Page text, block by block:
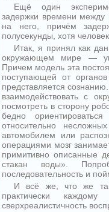
Ещё один
задержки времени между
на него, причём
полусекунды, хотя
Итак, я принял как
окружающем мире —
Причем модель эта
поступающей от
представляется
взаимодействовать с
посмотреть в сторону
бедно
относительно
автомобилем или
операциями мозг
примитивно описанные
стакан воды».
последовательность и
И всё же, что же
практически
сверхреалистичность